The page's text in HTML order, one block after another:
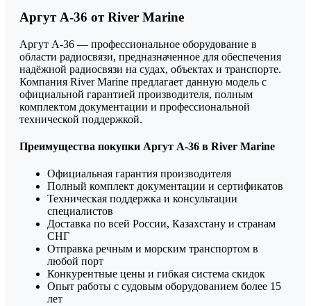
Аргут А-36 от River Marine
Аргут А-36 — профессиональное оборудование в
области радиосвязи, предназначенное для обеспечения
надёжной радиосвязи на судах, объектах и транспорте.
Компания River Marine предлагает данную модель с
официальной гарантией производителя, полным
комплектом документации и профессиональной
технической поддержкой.
Преимущества покупки Аргут А-36 в River Marine
Официальная гарантия производителя
Полный комплект документации и сертификатов
Техническая поддержка и консультации
специалистов
Доставка по всей России, Казахстану и странам
СНГ
Отправка речным и морским транспортом в
любой порт
Конкурентные цены и гибкая система скидок
Опыт работы с судовым оборудованием более 15
лет